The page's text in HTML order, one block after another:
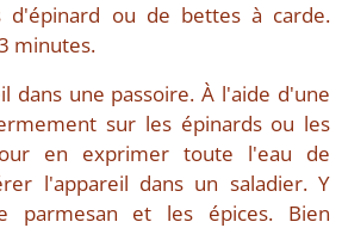
d'épinard ou de bettes à carde.
minutes.
dans une passoire. À l'aide d'une
sur les épinards ou les
en exprimer toute l'eau de
l'appareil dans un saladier. Y
parmesan et les épices. Bien